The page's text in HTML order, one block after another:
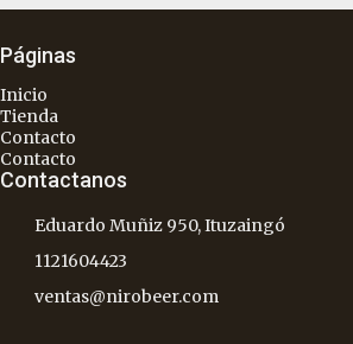
Páginas
Inicio
Tienda
Contacto
Contacto
Contactanos
Eduardo Muñiz 950, Ituzaingó
1121604423
ventas@nirobeer.com